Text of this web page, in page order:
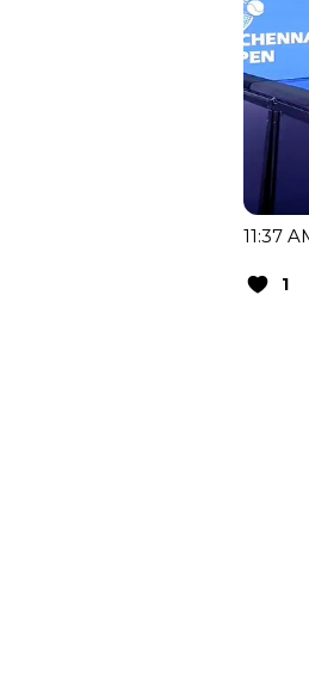
11:37
1